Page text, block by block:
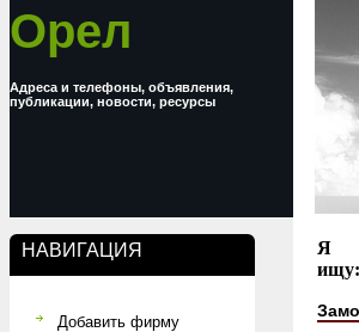
Орел
Адреса и телефоны, объявления,
публикации, новости, ресурсы
НАВИГАЦИЯ
Добавить фирму
Я
ищу: